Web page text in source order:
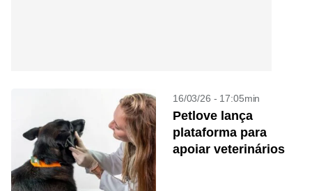
16/03/26 - 17:05min
Petlove lança
plataforma para
apoiar veterinários